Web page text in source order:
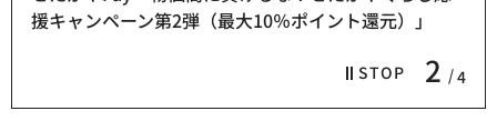
STOP 2 4
援キャンペーン第2弾（最大10％ポイント還元）」